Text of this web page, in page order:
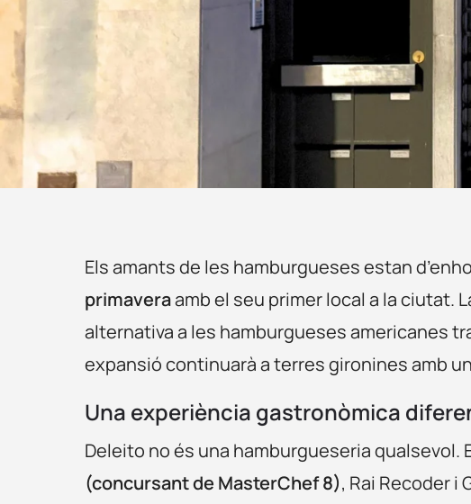
Els amants de les hamburgueses estan
primaveraamb el seu primer local a la ciutat.
alternativa a les hamburgueses americanes
expansió continuarà a terres gironines amb
Una experiència gastronòmica
Deleito no és una hamburgueseria qualsevol.
(concursant de MasterChef 8), Rai Recoder i